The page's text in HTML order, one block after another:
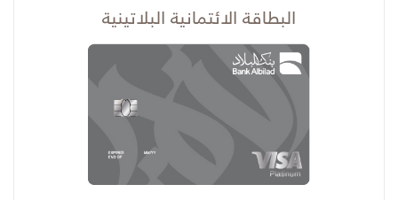
البطاقة الائتمانية البلاتينية